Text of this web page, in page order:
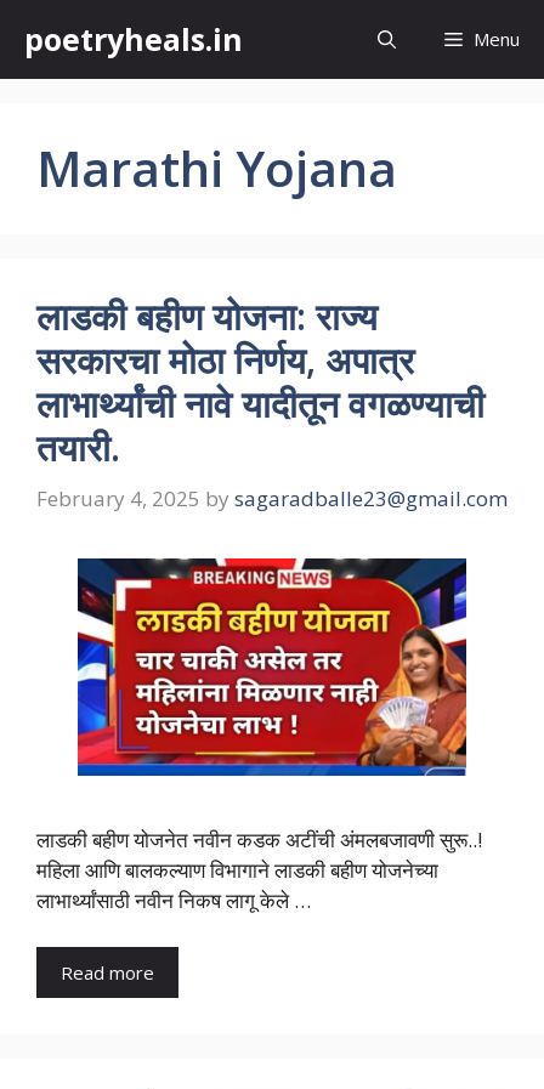
content
poetryheals.in Menu
Marathi Yojana
लाडकी बहीण योजना: राज्य
सरकारचा मोठा निर्णय, अपात्र
लाभार्थ्यांची नावे यादीतून वगळण्याची
तयारी.
February 4, 2025 by sagaradballe23@gmail.com
लाडकी बहीण योजनेत नवीन कडक अटींची अंमलबजावणी सुरू..!
महिला आणि बालकल्याण विभागाने लाडकी बहीण योजनेच्या
लाभार्थ्यांसाठी नवीन निकष लागू केले …
Read more